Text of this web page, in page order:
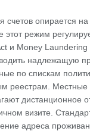
счетов опирается на
этот режим
и Money Laundering
надлежащую
по спискам
реестрам.
дистанционное
визите.
адреса